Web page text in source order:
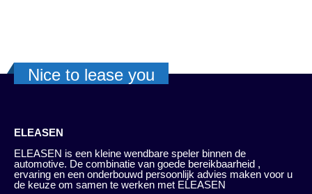
Nice to lease you
ELEASEN
ELEASEN is een kleine wendbare speler binnen de
automotive. De combinatie van goede bereikbaarheid ,
ervaring en een onderbouwd persoonlijk advies maken voor u
de keuze om samen te werken met ELEASEN